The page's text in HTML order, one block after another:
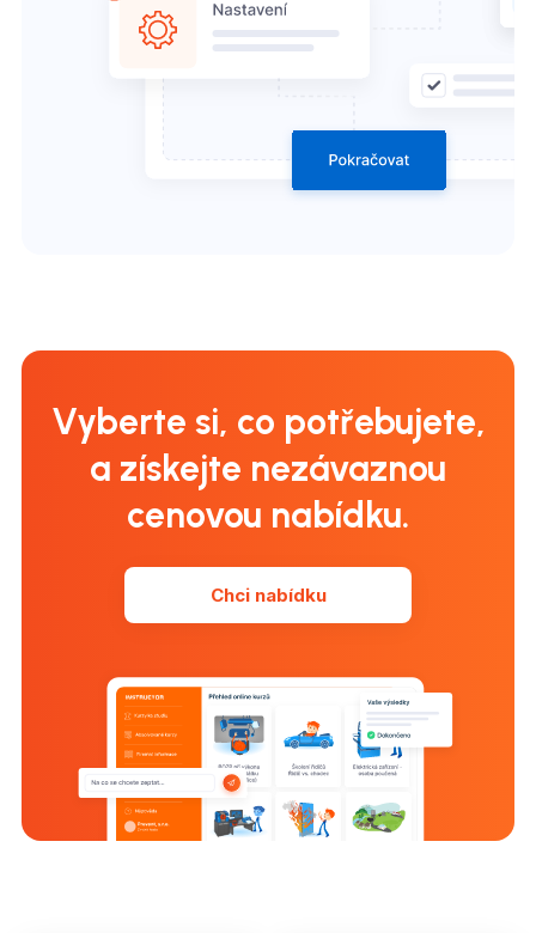
Vyberte si, co potřebujete,
a získejte nezávaznou
cenovou nabídku.
Chci nabídku